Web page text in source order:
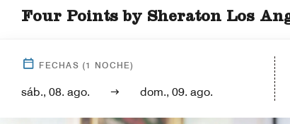
Four Points by Sheraton Los
FECHAS (1 NOCHE)
sáb., 08. ago. dom., 09. ago.